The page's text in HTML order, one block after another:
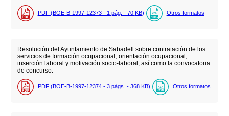
PDF (BOE-B-1997-12373 - 1 pág. - 70 KB) Otros formatos
Resolución del Ayuntamiento de Sabadell sobre contratación de los
servicios de formación ocupacional, orientación ocupacional,
inserción laboral y motivación socio-laboral, así como la convocatoria
de concurso.
PDF (BOE-B-1997-12374 - 3 págs. - 368 KB) Otros formatos